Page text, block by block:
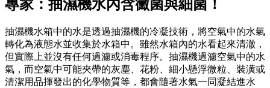
專家：抽濕機水內含黴菌與細菌！
抽濕機水箱中的水是透過抽濕機的冷凝技術，將空氣中的水氣
轉化為液態水並收集於水箱中。雖然水箱內的水看起來清澈，
但實際上並沒有任何過濾或消毒程序。抽濕機過濾空氣中的水
氣，而空氣中可能夾帶的灰塵、花粉、細小懸浮微粒、裝潢或
清潔用品揮發出的化學物質等，都會隨著水氣一同凝結進水